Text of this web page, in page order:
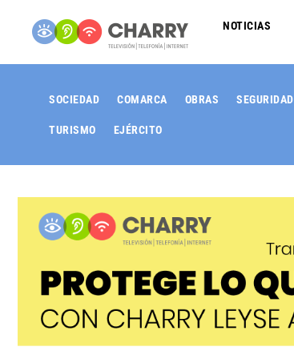
NOTICIAS
SOCIEDAD COMARCA OBRAS SEGURIDAD
TURISMO EJÉRCITO